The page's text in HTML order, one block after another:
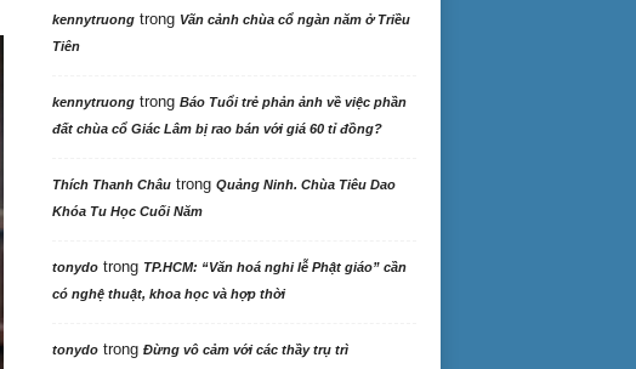
kennytruongtrong Vãn cảnh chùa cổ ngàn năm ở Triều
Tiên
kennytruongtrong Báo Tuổi trẻ phản ảnh về việc phần
đất chùa cổ Giác Lâm bị rao bán với giá 60 tỉ đồng?
Thích Thanh Châutrong Quảng Ninh. Chùa Tiêu Dao
Khóa Tu Học Cuối Năm
tonydotrong TP.HCM: “Văn hoá nghi lễ Phật giáo” cần
có nghệ thuật, khoa học và hợp thời
tonydotrong Đừng vô cảm với các thầy trụ trì